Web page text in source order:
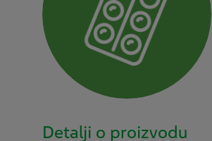
Detalji o proizvodu